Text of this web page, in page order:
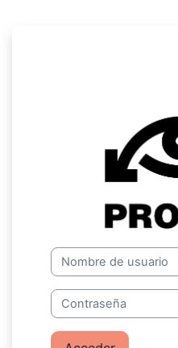
Nombre de usuario
Contraseña